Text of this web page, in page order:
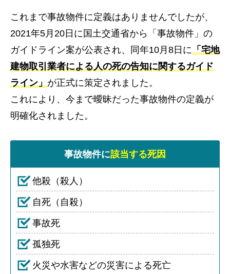
これまで事故物件に定義はありませんでしたが、
2021年5月20日に国土交通省から「事故物件」の
ガイドライン案が公表され、同年10月8日に「宅地
建物取引業者による人の死の告知に関するガイド
ライン」が正式に策定されました。
これにより、今まで曖昧だった事故物件の定義が
明確化されました。
事故物件に該当する死因
他殺（殺人）
自死（自殺）
事故死
孤独死
火災や水害などの災害による死亡